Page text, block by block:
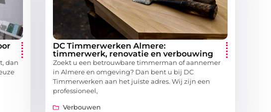
dan
DC Timmerwerken Almere:
timmerwerk, renovatie en verbouwing
Zoekt u een betrouwbare timmerman of aannemer
in Almere en omgeving? Dan bent u bij DC
Timmerwerken aan het juiste adres. Wij zijn een
professioneel,
Verbouwen